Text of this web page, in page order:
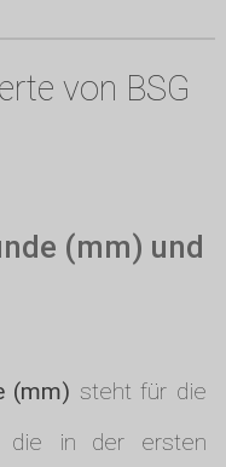
von BSG
(mm) und
(mm) steht für die
die in der ersten